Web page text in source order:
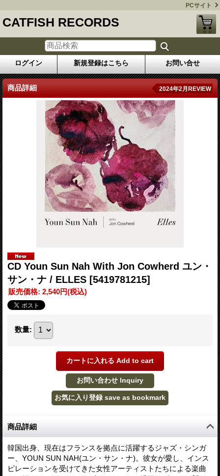
PCサイト
CATFISH RECORDS
ログイン 新規登録はこちら お問い合せ
商品詳細 2024年2月REVIEW
CD Youn Sun Nah With Jon Cowherd ユン・
サン・ナ / ELLES [5419781215]
販売価格: 2,540円(税込)
数量:
商品詳細
韓国出身、現在はフランスを拠点に活躍するジャズ・シンガ
ー、YOUN SUN NAH(ユン・サン・ナ)。彼女が愛し、インス
ピレーションを受けてきた女性アーティストたちによる楽曲